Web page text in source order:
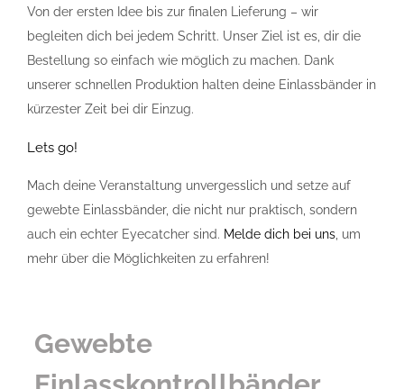
Von der ersten Idee bis zur finalen Lieferung – wir
begleiten dich bei jedem Schritt. Unser Ziel ist es, dir die
Bestellung so einfach wie möglich zu machen. Dank
unserer schnellen Produktion halten deine Einlassbänder in
kürzester Zeit bei dir Einzug.
Lets go!
Mach deine Veranstaltung unvergesslich und setze auf
gewebte Einlassbänder, die nicht nur praktisch, sondern
auch ein echter Eyecatcher sind. Melde dich bei uns, um
mehr über die Möglichkeiten zu erfahren!
Gewebte